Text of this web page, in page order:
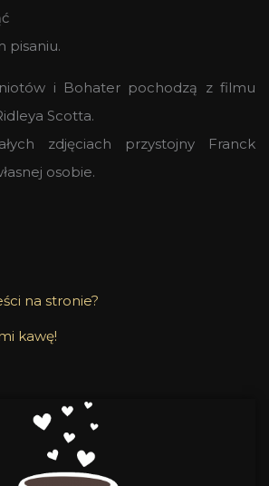
pisaniu.
i Bohater pochodzą z filmu
Scotta.
zdjęciach przystojny Franck
osobie.
na stronie?
kawę!